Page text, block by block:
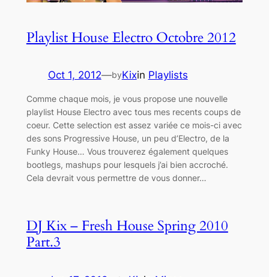
Playlist House Electro Octobre 2012
Oct 1, 2012—byKixin Playlists
Comme chaque mois, je vous propose une nouvelle
playlist House Electro avec tous mes recents coups de
coeur. Cette selection est assez variée ce mois-ci avec
des sons Progressive House, un peu d’Electro, de la
Funky House… Vous trouverez également quelques
bootlegs, mashups pour lesquels j’ai bien accroché.
Cela devrait vous permettre de vous donner…
DJ Kix – Fresh House Spring 2010
Part.3